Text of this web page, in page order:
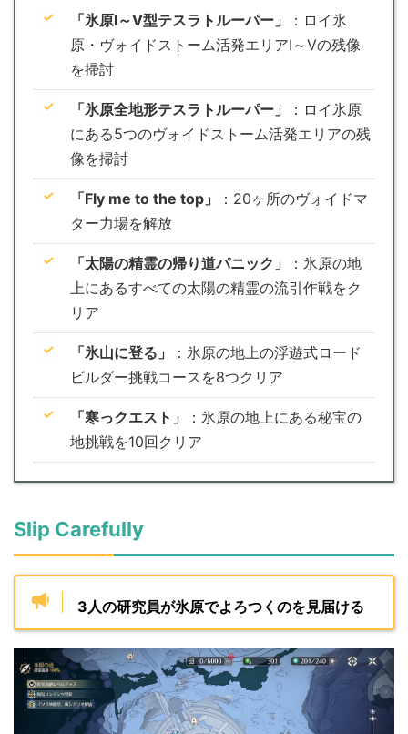
「氷原Ⅰ～Ⅴ型テスラトルーパー」
：ロイ氷
原・ヴォイドストーム活発エリアⅠ～Ⅴの残像
を掃討
「氷原全地形テスラトルーパー」
：ロイ氷原
にある5つのヴォイドストーム活発エリアの残
像を掃討
「Fly me to the top」
：20ヶ所のヴォイドマ
ター力場を解放
「太陽の精霊の帰り道パニック」
：氷原の地
上にあるすべての太陽の精霊の流引作戦をク
リア
「氷山に登る」
：氷原の地上の浮遊式ロード
ビルダー挑戦コースを8つクリア
「寒っクエスト」
：氷原の地上にある秘宝の
地挑戦を10回クリア
Slip Carefully
3人の研究員が氷原でよろつくのを見届ける